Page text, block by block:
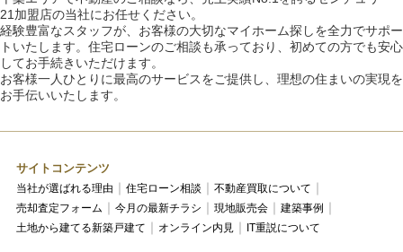
21加盟店の当社にお任せください。
経験豊富なスタッフが、お客様の大切なマイホーム探しを全力でサポー
トいたします。住宅ローンのご相談も承っており、初めての方でも安心
してお手続きいただけます。
お客様一人ひとりに最高のサービスをご提供し、理想の住まいの実現を
お手伝いいたします。
サイトコンテンツ
当社が選ばれる理由 住宅ローン相談
不動産買取について
売却査定フォーム
今月の最新チラシ 現地販売会
建築事例
土地から建てる新築戸建て
オンライン内見 IT重説について